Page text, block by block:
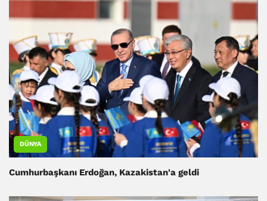
DÜNYA
Cumhurbaşkanı Erdoğan, Kazakistan'a geldi